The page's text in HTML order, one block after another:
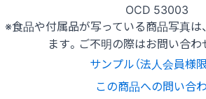
OCD 53003
※食品や付属品が写っている商品写真は
ます。ご不明の際はお問い合わ
サンプル（法人会員様限
この商品への問い合